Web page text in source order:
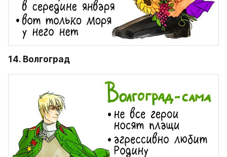
14. Волгоград